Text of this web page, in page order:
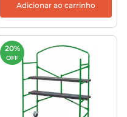
Adicionar ao carrinho
20%
OFF